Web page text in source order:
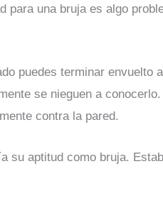
una bruja es algo
puedes terminar envuelto
se nieguen a
contra la pared.
su aptitud como bruja.